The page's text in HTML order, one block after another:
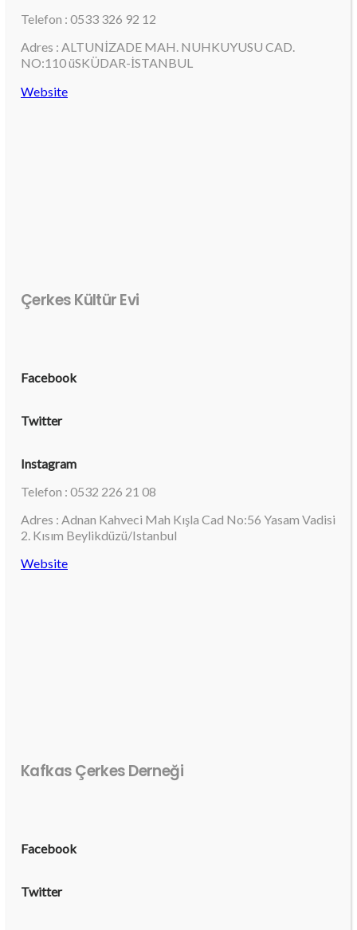
Telefon : 0533 326 92 12
Adres : ALTUNİZADE MAH. NUHKUYUSU CAD.
NO:110 üSKÜDAR-İSTANBUL
Website
Çerkes Kültür Evi
Facebook
Twitter
Instagram
Telefon : 0532 226 21 08
Adres : Adnan Kahveci Mah Kışla Cad No:56 Yasam Vadisi
2. Kısım Beylikdüzü/Istanbul
Website
Kafkas Çerkes Derneği
Facebook
Twitter